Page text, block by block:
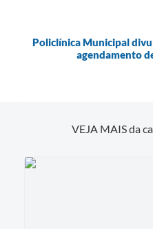
Policlínica Municipal
agendamento
VEJA MAIS da